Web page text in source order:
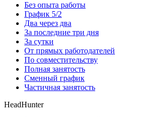
Без опыта работы
График 5/2
Два через два
За последние три дня
За сутки
От прямых работодателей
По совместительству
Полная занятость
Сменный график
Частичная занятость
HeadHunter